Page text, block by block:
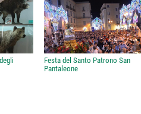
Festa del Santo Patrono San
Pantaleone